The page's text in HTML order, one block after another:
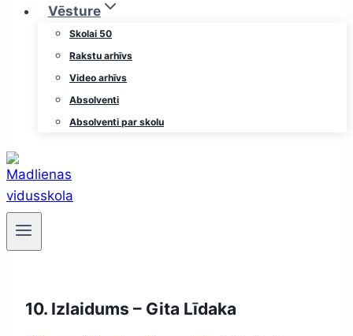
Vēsture
Skolai 50
Rakstu arhīvs
Video arhīvs
Absolventi
Absolventi par skolu
10. Izlaidums – Gita Līdaka